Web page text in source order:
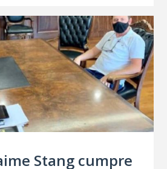
Stang cumpre